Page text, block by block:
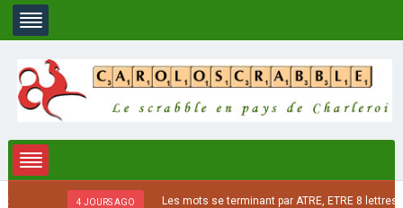
Les mots se terminant par ATRE, ETRE 8 lettres max